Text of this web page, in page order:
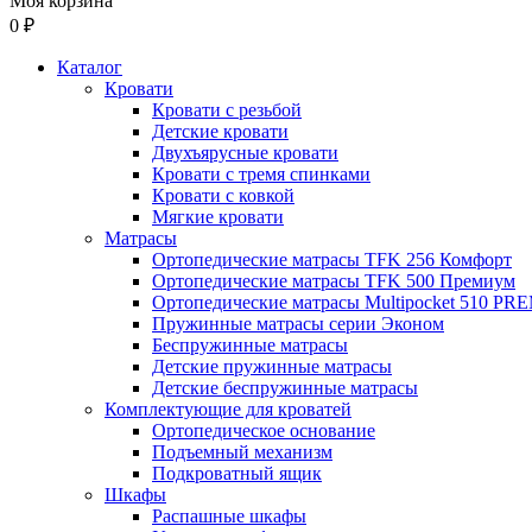
0 ₽
Каталог
Кровати
Кровати с резьбой
Детские кровати
Двухъярусные кровати
Кровати с тремя спинками
Кровати с ковкой
Мягкие кровати
Матрасы
Ортопедические матрасы TFK 256 Комфорт
Ортопедические матрасы TFK 500 Премиум
Ортопедические матрасы Multipocket 510
Пружинные матрасы серии Эконом
Беспружинные матрасы
Детские пружинные матрасы
Детские беспружинные матрасы
Комплектующие для кроватей
Ортопедическое основание
Подъемный механизм
Подкроватный ящик
Шкафы
Распашные шкафы